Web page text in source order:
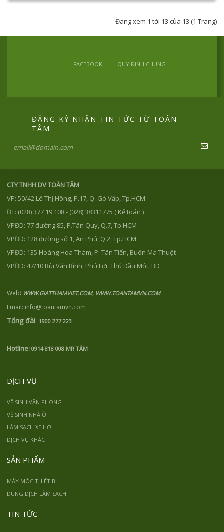
Đang xem 1 tới 13 của 13 (1 Trang)
FACEBOOK QUY ĐỊNH CHUNG
ĐĂNG KÝ NHẬN TIN TỨC TỪ TOÀN
TÂM
CTY TNHH DV TOÀN TÂM
VP: 50/42 Lê Thị Hồng, P.17, Q. Gò Vấp, Tp.HCM
ĐT: (028) 377 19 108 - (028) 38311775 ( Kế toán )
VPĐD: 77 đường 85, P.Tân Quy, Q.7, Tp.HCM
VPĐD: 128 đường số 1, An Phú, Q.2, Tp.HCM
VPĐD: 135 Hoàng Hoa Thám, P. Tân Tiến, Buôn Ma Thuột
VPĐD: 47/10 Bùi Văn Bình, Phú Lợi, Thủ Dầu Một, BD
Web: WWW.GIATTHAMVIET.COM, WWW.TOANTAMVN.COM
Email: info@toantamvn.com
Tổng đài: 1900 277 223
Hotline: 0914 818 008 MR TÂM
DỊCH VỤ
VỆ SINH VĂN PHÒNG
VỆ SINH NHÀ Ở
LÀM SẠCH XE HƠI
DỊCH VỤ KHÁC
SẢN PHẨM
MÁY MÓC THIẾT BỊ
DUNG DỊCH LÀM SẠCH
TIN TỨC